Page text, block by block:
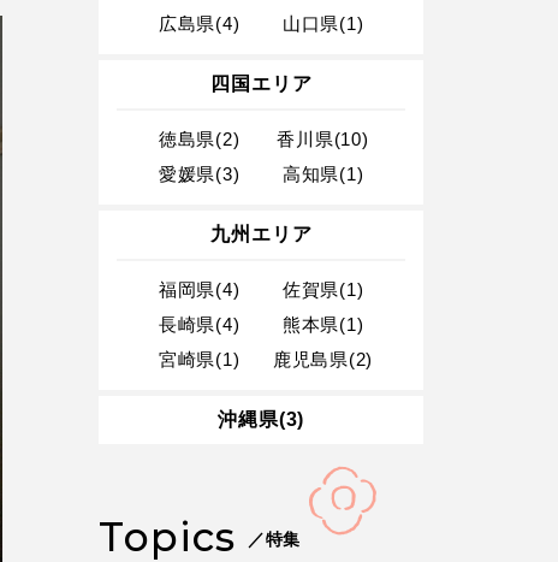
広島県(4)
山口県(1)
四国エリア
徳島県(2)
香川県(10)
愛媛県(3)
高知県(1)
九州エリア
福岡県(4)
佐賀県(1)
長崎県(4)
熊本県(1)
宮崎県(1)
鹿児島県(2)
沖縄県(3)
Topics ／特集